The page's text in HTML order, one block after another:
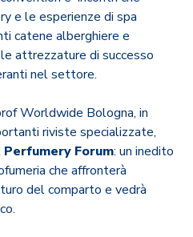
e le esperienze di spa
catene alberghiere e
attrezzature di successo
nel settore.
Worldwide Bologna, in
riviste specializzate,
Perfumery Forum: un inedito
che affronterà
del comparto e vedrà